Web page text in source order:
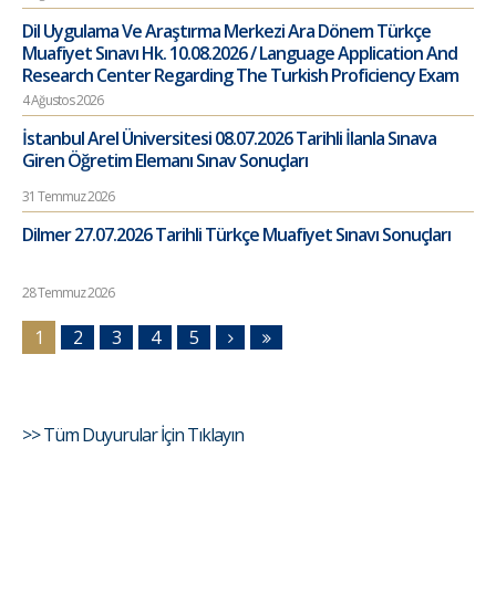
Dil Uygulama Ve Araştırma Merkezi Ara Dönem Türkçe
Muafiyet Sınavı Hk. 10.08.2026 / Language Application And
Research Center Regarding The Turkish Proficiency Exam
4 Ağustos 2026
İstanbul Arel Üniversitesi 08.07.2026 Tarihli İlanla Sınava
Giren Öğretim Elemanı Sınav Sonuçları
31 Temmuz 2026
Dilmer 27.07.2026 Tarihli Türkçe Muafiyet Sınavı Sonuçları
28 Temmuz 2026
1 2 3 4 5
>> Tüm Duyurular İçin Tıklayın